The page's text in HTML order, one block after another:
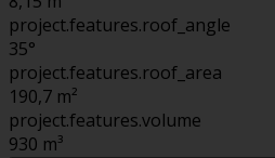
project.features.roof_angle
35°
project.features.roof_area
190,7 m²
project.features.volume
930 m³